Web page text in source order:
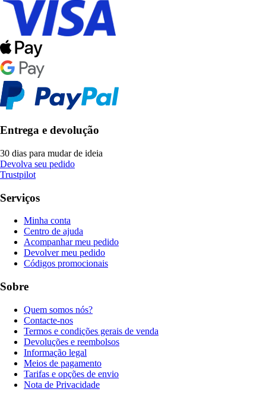
Entrega e devolução
30 dias para mudar de ideia
Devolva seu pedido
Trustpilot
Serviços
Minha conta
Centro de ajuda
Acompanhar meu pedido
Devolver meu pedido
Códigos promocionais
Sobre
Quem somos nós?
Contacte-nos
Termos e condições gerais de venda
Devoluções e reembolsos
Informação legal
Meios de pagamento
Tarifas e opções de envio
Nota de Privacidade